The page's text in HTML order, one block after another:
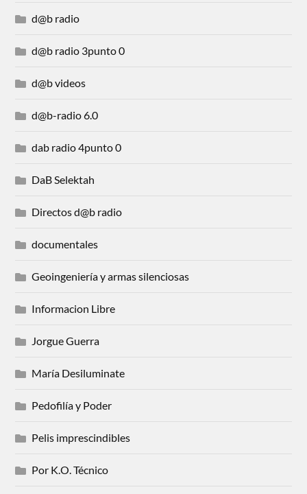
d@b radio
d@b radio 3punto 0
d@b videos
d@b-radio 6.0
dab radio 4punto 0
DaB Selektah
Directos d@b radio
documentales
Geoingeniería y armas silenciosas
Informacion Libre
Jorgue Guerra
María Desiluminate
Pedofilía y Poder
Pelis imprescindibles
Por K.O. Técnico